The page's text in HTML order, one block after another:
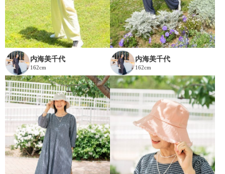
内海美千代
162cm
内海美千代
162cm